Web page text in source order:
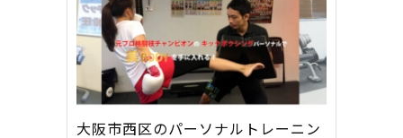
大阪市西区のパーソナルトレーニン